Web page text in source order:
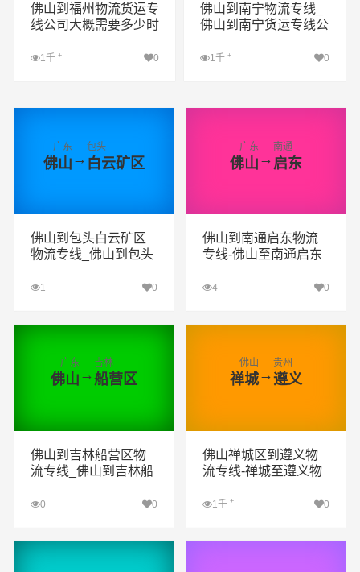
佛山到福州物流货运专
线公司大概需要多少时
1千 + 0
佛山到南宁物流专线_
佛山到南宁货运专线公
1千+ 0
广东
佛山 →
包头
白云矿区
佛山到包头白云矿区
物流专线_佛山到包头
司1 0
查看详细
广东
佛山 →
南通
启东
佛山到南通启东物流
专线-佛山至南通启东
4 0
查看详细
广东
佛山 →
吉林
船营区
佛山到吉林船营区物
流专线_佛山到吉林船
0 0
查看详细
佛山
禅城→
贵州
遵义
佛山禅城区到遵义物
流专线-禅城至遵义物
1千+ 0
查看详细